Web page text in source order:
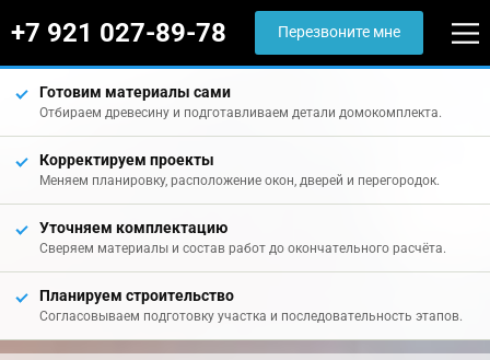
+7 921 027-89-78 Перезвоните мне
Готовим материалы сами
Отбираем древесину и подготавливаем детали домокомплекта.
Корректируем проекты
Меняем планировку, расположение окон, дверей и перегородок.
Уточняем комплектацию
Сверяем материалы и состав работ до окончательного расчёта.
Планируем строительство
Согласовываем подготовку участка и последовательность этапов.